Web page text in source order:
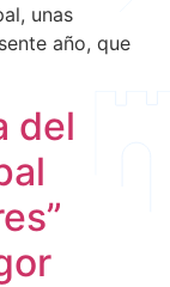
unas
año, que
del